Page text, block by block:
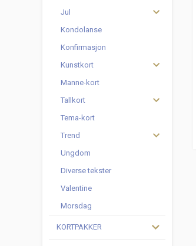
Jul
Kondolanse
Konfirmasjon
Kunstkort
Manne-kort
Tallkort
Tema-kort
Trend
Ungdom
Diverse tekster
Valentine
Morsdag
KORTPAKKER